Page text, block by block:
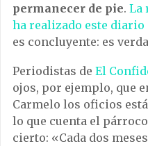
permanecer de pie. La
ha realizado este
es concluyente: es
Periodistas de El
ojos, por ejemplo, que
Carmelo los oficios
lo que cuenta el
cierto: «Cada dos